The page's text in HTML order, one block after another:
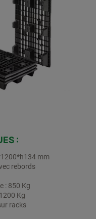
:
mm
rebords
: 850 Kg
Kg
racks